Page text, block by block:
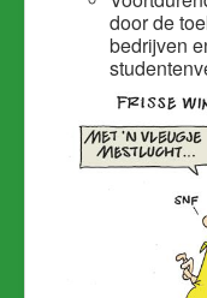
door de
bedrijven